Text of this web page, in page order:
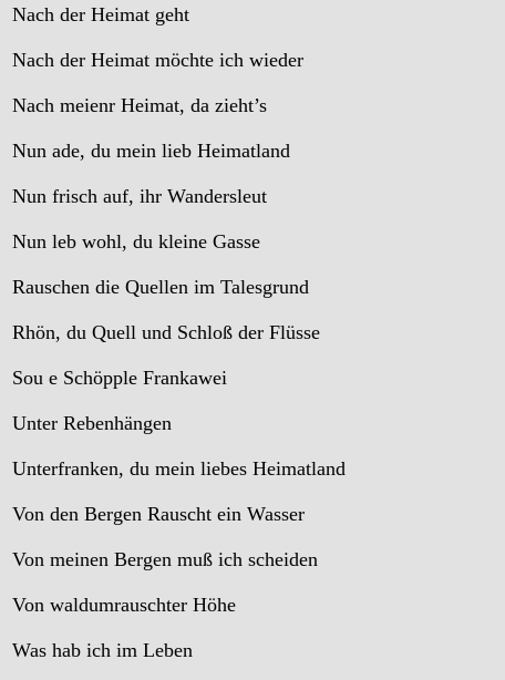
Nach der Heimat geht
Nach der Heimat möchte ich wieder
Nach meienr Heimat, da zieht’s
Nun ade, du mein lieb Heimatland
Nun frisch auf, ihr Wandersleut
Nun leb wohl, du kleine Gasse
Rauschen die Quellen im Talesgrund
Rhön, du Quell und Schloß der Flüsse
Sou e Schöpple Frankawei
Unter Rebenhängen
Unterfranken, du mein liebes Heimatland
Von den Bergen Rauscht ein Wasser
Von meinen Bergen muß ich scheiden
Von waldumrauschter Höhe
Was hab ich im Leben